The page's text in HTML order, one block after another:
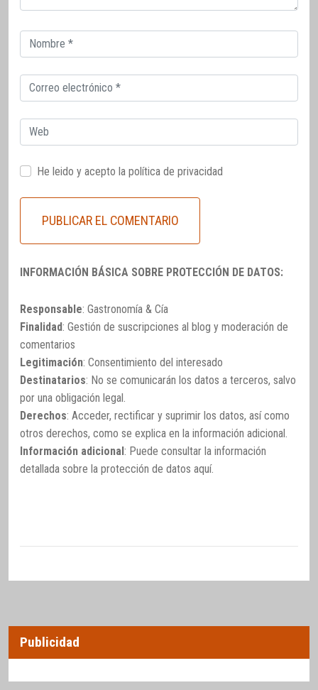
Correo
electrónico
Correo
electrónico
Web
He leido y acepto la política de privacidad
INFORMACIÓN BÁSICA SOBRE PROTECCIÓN DE DATOS:
Responsable: Gastronomía & Cía
Finalidad: Gestión de suscripciones al blog y moderación de
comentarios
Legitimación: Consentimiento del interesado
Destinatarios: No se comunicarán los datos a terceros, salvo
por una obligación legal.
Derechos: Acceder, rectificar y suprimir los datos, así como
otros derechos, como se explica en la información adicional.
Información adicional : Puede consultar la información
detallada sobre la protección de datos aquí.
Publicidad